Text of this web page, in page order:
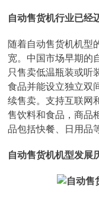
自动售货机行业已经
随着自动售货机机型
宽。中国市场早期的
只售卖低温瓶装或听
食品并能设立独立双
续售卖。支持互联网
售饮料和食品，商品
品包括快餐、日用品
自动售货机机型发展